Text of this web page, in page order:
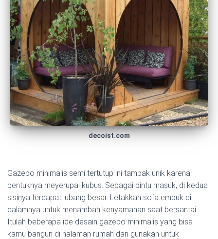
decoist.com
Gazebo minimalis semi tertutup ini tampak unik karena
bentuknya meyerupai kubus. Sebagai pintu masuk, di kedua
sisinya terdapat lubang besar. Letakkan sofa empuk di
dalamnya untuk menambah kenyamanan saat bersantai.
Itulah beberapa ide desain gazebo minimalis yang bisa
kamu bangun di halaman rumah dan gunakan untuk